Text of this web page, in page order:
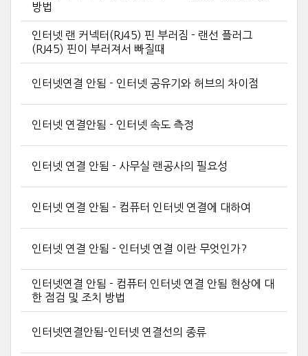
방법
인터넷 랜 커넥터(RJ45) 핀 부러짐 - 랜선 플러그
(RJ45) 핀이 부러져서 빠질때
인터넷연결 안됨 - 인터넷 공유기와 허브의 차이점
인터넷 연결안됨 - 인터넷 속도 측정
인터넷 연결 안됨 - 사무실 랜공사의 필요성
인터넷 연결 안됨 - 컴퓨터 인터넷 연결에 대하여
인터넷 연결 안됨 - 인터넷 연결 이란 무엇인가?
인터넷연결 안됨 - 컴퓨터 인터넷 연결 안됨 현상에 대
한 점검 및 조치 방법
인터넷연결안됨-인터넷 연결선의 종류